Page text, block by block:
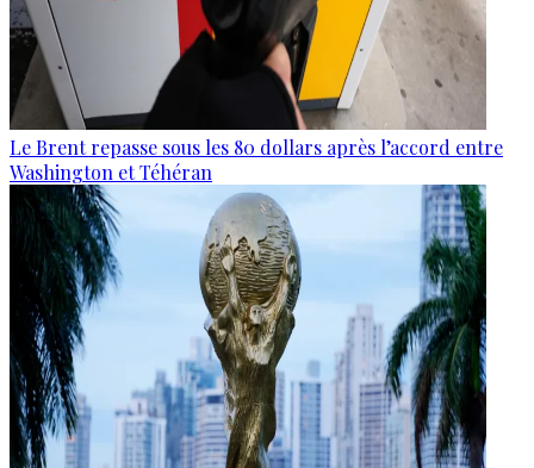
Le Brent repasse sous les 80 dollars après l’accord entre
Washington et Téhéran